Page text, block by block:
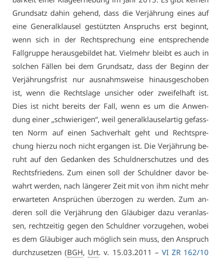
Grund­satz da­hin ge­hend, dass die Ver­jäh­rung ei­nes auf
ei­ne Ge­ne­ral­klau­sel ge­stütz­ten An­spruchs erst be­ginnt,
wenn sich in der Recht­spre­chung ei­ne ent­spre­chen­de
Fall­grup­pe her­aus­ge­bil­det hat. Viel­mehr bleibt es auch in
sol­chen Fäl­len bei dem Grund­satz, dass der Be­ginn der
Ver­jäh­rungs­frist nur aus­nahms­wei­se hin­aus­ge­scho­ben
ist, wenn die Rechts­la­ge un­si­cher oder zwei­fel­haft ist.
Dies ist nicht be­reits der Fall, wenn es um die An­wen­
dung ei­ner „schwie­ri­gen“, weil ge­ne­ral­klau­sel­ar­tig ge­fass­
ten Norm auf ei­nen Sach­ver­halt geht und Recht­spre­
chung hier­zu noch nicht er­gan­gen ist. Die Ver­jäh­rung be­
ruht auf den Ge­dan­ken des Schuld­ner­schut­zes und des
Rechts­frie­dens. Zum ei­nen soll der Schuld­ner da­vor be­
wahrt wer­den, nach län­ge­rer Zeit mit von ihm nicht mehr
er­war­te­ten An­sprü­chen über­zo­gen zu wer­den. Zum an­
de­ren soll die Ver­jäh­rung den Gläu­bi­ger da­zu ver­an­las­
sen, recht­zei­tig ge­gen den Schuld­ner vor­zu­ge­hen, wo­bei
es dem Gläu­bi­ger auch mög­lich sein muss, den An­spruch
durch­zu­set­zen (BGH, Urt. v. 15.03.2011 – VI ZR 162/10